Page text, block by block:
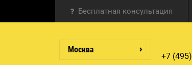
Бесплатная консультация
Москва
+7 (495)